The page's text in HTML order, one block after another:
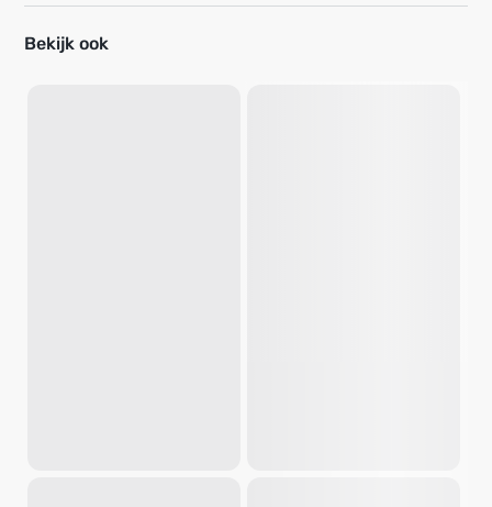
Bekijk ook